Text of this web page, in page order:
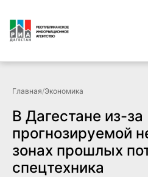
Главная/Экономика
В Дагестане из-за
прогнозируемой
зонах прошлых
спецтехника